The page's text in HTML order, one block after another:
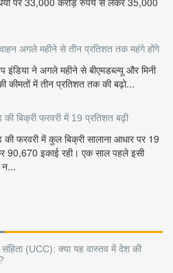
अगले महीने से तीन प्रतिशत तक महंगे होंगे
इंडिया ने अगले महीने से बीएमडब्ल्यू और मिनी
कीमतों में तीन प्रतिशत तक की बढ़ो...
की बिक्री फरवरी में 19 प्रतिशत बढ़ी
की फरवरी में कुल बिक्री सालाना आधार पर 19
90,670 इकाई रही। एक साल पहले इसी
न...
संहिता (UCC): क्या यह वास्तव में देश की